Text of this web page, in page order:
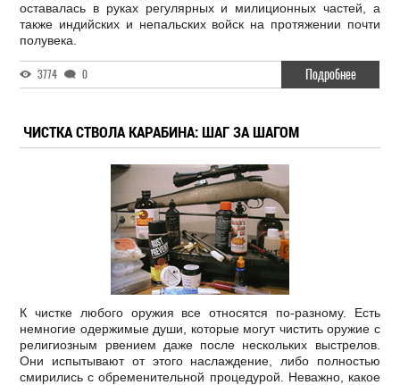
оставалась в руках регулярных и милиционных частей, а
также индийских и непальских войск на протяжении почти
полувека.
3774 0 Подробнее
ЧИСТКА СТВОЛА КАРАБИНА: ШАГ ЗА ШАГОМ
К чистке любого оружия все относятся по-разному. Есть
немногие одержимые души, которые могут чистить оружие с
религиозным рвением даже после нескольких выстрелов.
Они испытывают от этого наслаждение, либо полностью
смирились с обременительной процедурой. Неважно, какое